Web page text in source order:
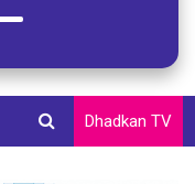
Dhadkan TV